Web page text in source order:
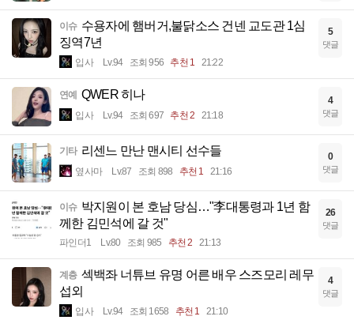
이슈 수용자에 햄버거,불닭소스 건넨 교도관 1심
징역7년
입사 Lv.94 조회 956 추천 1 21:22
5
댓글
연예 QWER 히나
입사 Lv.94 조회 697 추천 2 21:18
4
댓글
기타 리센느 만난 맨시티 선수들
옆사마 Lv.87 조회 898 추천 1 21:16
0
댓글
이슈 박지원이 본 호남 당심…"李대통령과 1년 함
께한 김민석에 갈 것"
파인더1 Lv.80 조회 985 추천 2 21:13
26
댓글
계층 섹백좌 너튜브 유명 어른 배우 스즈모리 레무
섭외
입사 Lv.94 조회 1658 추천 1 21:10
4
댓글